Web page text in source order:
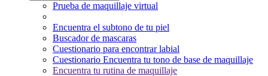
Prueba de maquillaje virtual
Encuentra el subtono de tu piel
Buscador de mascaras
Cuestionario para encontrar labial
Cuestionario Encuentra tu tono de base de maquillaje
Encuentra tu rutina de maquillaje